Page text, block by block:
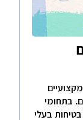
בתחומי
בעלי